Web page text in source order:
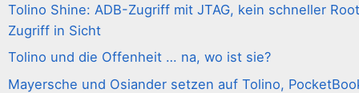
Tolino Shine: ADB-Zugriff mit JTAG, kein schneller
Zugriff in Sicht
Tolino und die Offenheit … na, wo ist sie?
Mayersche und Osiander setzen auf Tolino,